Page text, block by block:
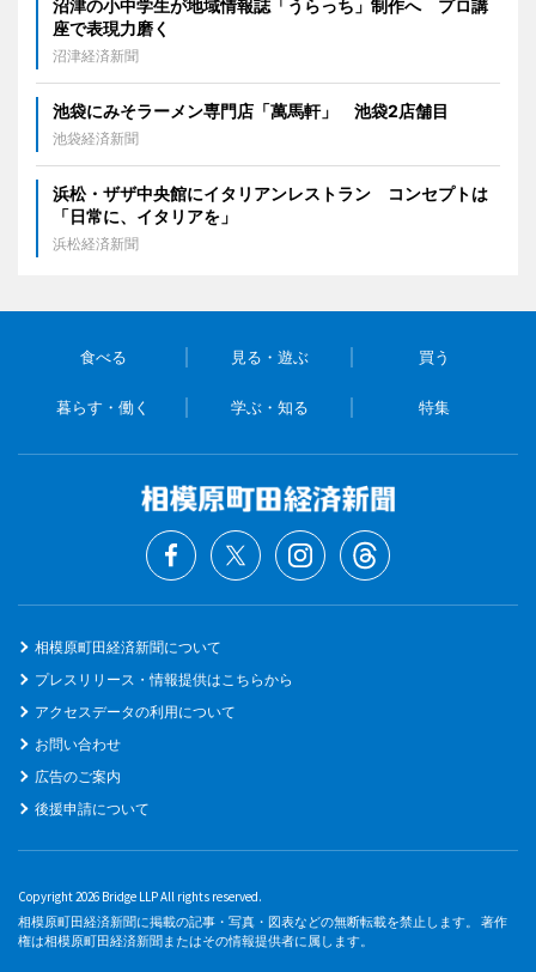
沼津の小中学生が地域情報誌「うらっち」制作へ プロ講
座で表現力磨く
沼津経済新聞
池袋にみそラーメン専門店「萬馬軒」 池袋2店舗目
池袋経済新聞
浜松・ザザ中央館にイタリアンレストラン コンセプトは
「日常に、イタリアを」
浜松経済新聞
食べる 見る・遊ぶ 買う
暮らす・働く 学ぶ・知る 特集
相模原町田経済新聞について
プレスリリース・情報提供はこちらから
アクセスデータの利用について
お問い合わせ
広告のご案内
後援申請について
Copyright 2026 Bridge LLP All rights reserved.
相模原町田経済新聞に掲載の記事・写真・図表などの無断転載を禁止します。 著作
権は相模原町田経済新聞またはその情報提供者に属します。